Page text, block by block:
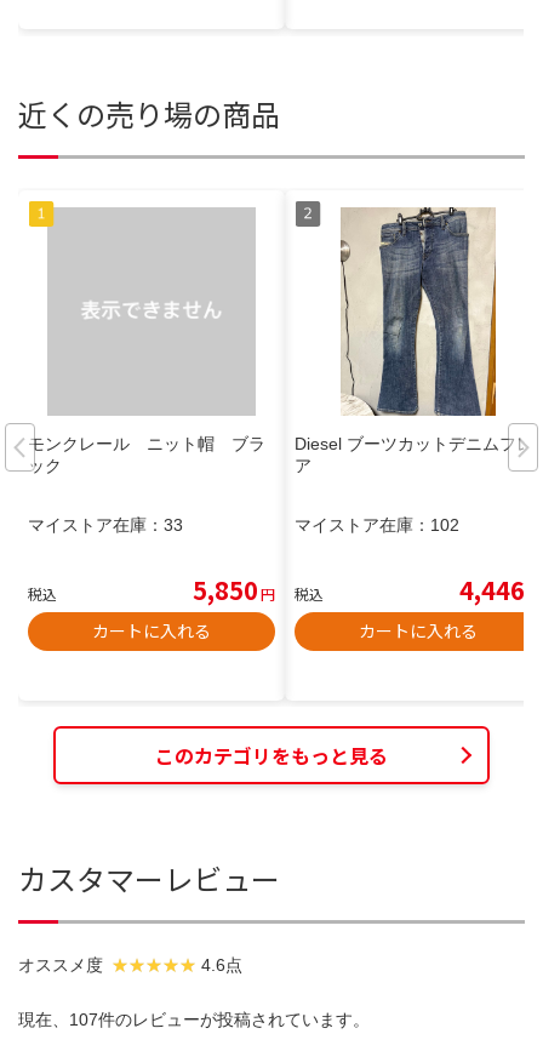
近くの売り場の商品
モンクレール ニット帽 ブラ
ック
マイストア在庫： 33
税込 5,850円
カートに入れる
Diesel ブーツカットデニムフレ
ア
マイストア在庫： 102
税込 4,446
カートに入れる
このカテゴリをもっと見る
カスタマーレビュー
オススメ度 4.6点
現在、107件のレビューが投稿されています。